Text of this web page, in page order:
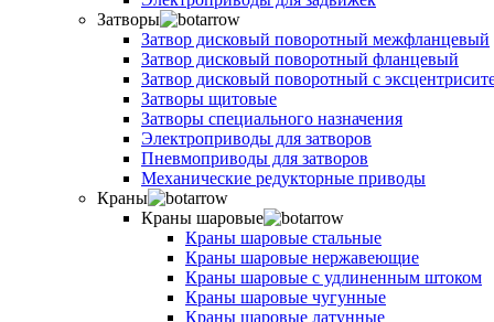
Затворы
Затвор дисковый поворотный межфланцевый
Затвор дисковый поворотный фланцевый
Затвор дисковый поворотный с
Затворы щитовые
Затворы специального назначения
Электроприводы для затворов
Пневмоприводы для затворов
Механические редукторные приводы
Краны
Краны шаровые
Краны шаровые стальные
Краны шаровые нержавеющие
Краны шаровые с удлиненным штоком
Краны шаровые чугунные
Краны шаровые латунные